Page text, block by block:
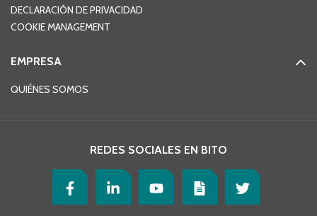
DECLARACIÓN DE PRIVACIDAD
COOKIE MANAGEMENT
EMPRESA
QUIÉNES SOMOS
REDES SOCIALES EN BITO